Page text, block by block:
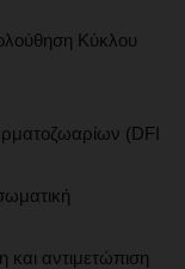
Κύκλου
(DFI
και αντιμετώπιση